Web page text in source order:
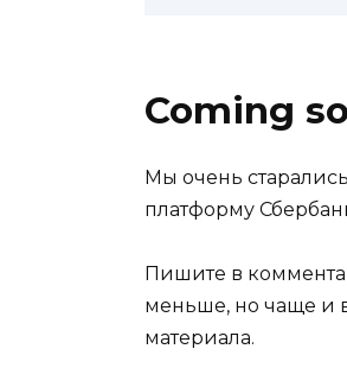
Coming
Мы очень
платформу
Пишите в
меньше, но чаще и
материала.